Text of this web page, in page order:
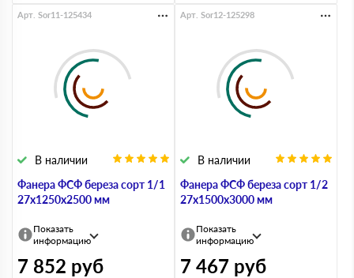
Фанера ФСФ береза сорт 1/1
27х1250х2500 мм
В наличии
Арт. Sor11-125434
Показать
информацию
7 852 руб
Фанера ФСФ береза сорт 1/2
27х1500х3000 мм
В наличии
Арт. Sor12-125298
Показать
информацию
7 467 руб